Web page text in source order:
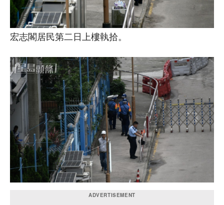
宏志閣居民第二日上樓執拾。